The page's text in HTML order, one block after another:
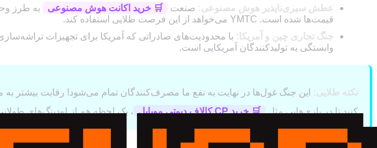
عطش سیری‌ناپذیر هوش مصنوعی: صنعت 🛒 خرید اکانت هوش مصنوعی
به طرز
قیمت‌ها شده است. YMTC می‌خواهد از این فرصت طلایی استفاده کند.
جنگ تجاری چین و آمریکا:
وابستگی به تولیدکنندگان آمریکایی است.
نکته طلایی:
این جنگ غول‌ها در نهایت به نفع ما مصرف‌کنندگان تمام می‌شود! رقابت بیشتر به
کنید تا در بازی‌هایی مثل 🛒 خرید CP کالاف دیوتی موبایل ، یک لحظه هم از لودینگ‌های